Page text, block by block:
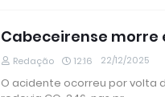
Cabeceirense morre
Redação 12:16 22/12/2025
O acidente ocorreu por volta